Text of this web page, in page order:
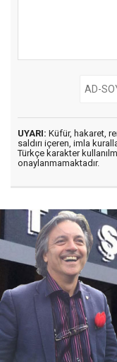
UYARI: Küfür, hakaret,
saldırı içeren, imla
Türkçe karakter
onaylanmamaktadır.